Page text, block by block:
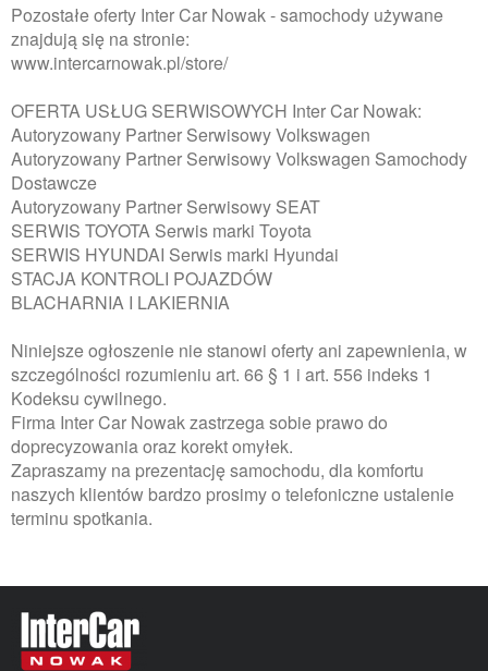
Pozostałe oferty Inter Car Nowak - samochody używane
znajdują się na stronie:
www.intercarnowak.pl/store/
OFERTA USŁUG SERWISOWYCH Inter Car Nowak:
Autoryzowany Partner Serwisowy Volkswagen
Autoryzowany Partner Serwisowy Volkswagen Samochody
Dostawcze
Autoryzowany Partner Serwisowy SEAT
SERWIS TOYOTA Serwis marki Toyota
SERWIS HYUNDAI Serwis marki Hyundai
STACJA KONTROLI POJAZDÓW
BLACHARNIA I LAKIERNIA
Niniejsze ogłoszenie nie stanowi oferty ani zapewnienia, w
szczególności rozumieniu art. 66 § 1 i art. 556 indeks 1
Kodeksu cywilnego.
Firma Inter Car Nowak zastrzega sobie prawo do
doprecyzowania oraz korekt omyłek.
Zapraszamy na prezentację samochodu, dla komfortu
naszych klientów bardzo prosimy o telefoniczne ustalenie
terminu spotkania.